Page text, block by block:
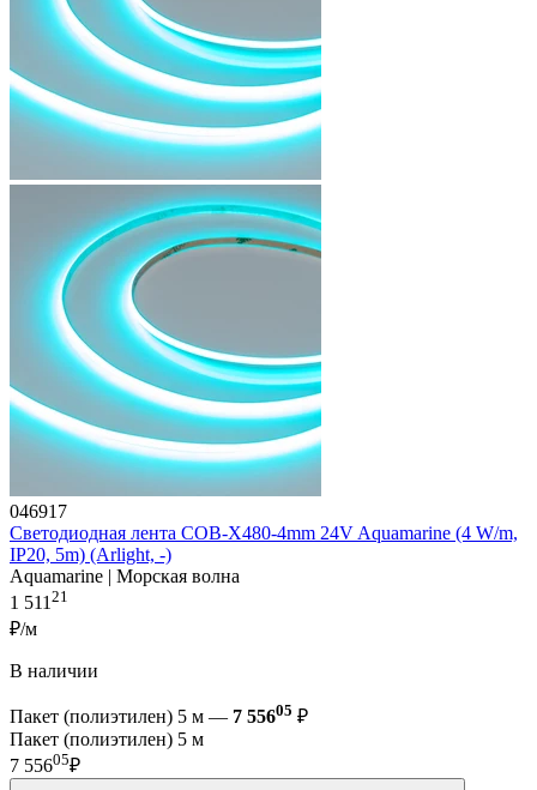
046917
Светодиодная лента COB-X480-4mm 24V Aquamarine (4 W/m,
IP20, 5m) (Arlight, -)
Aquamarine | Морская волна
1 51121
₽/м
В наличии
Пакет (полиэтилен) 5 м — 7 55605 ₽
Пакет (полиэтилен) 5 м
7 55605₽